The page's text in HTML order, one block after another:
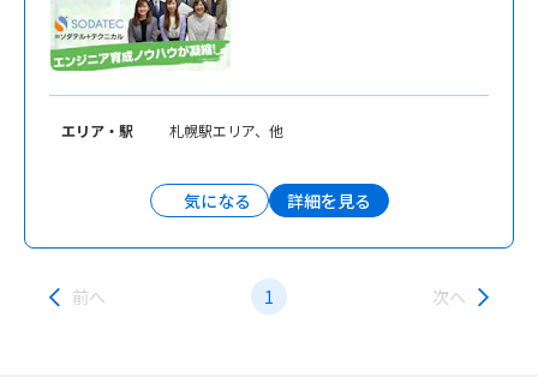
エリア・駅 札幌駅エリア、他
気になる 詳細を見る
前へ 1 次へ